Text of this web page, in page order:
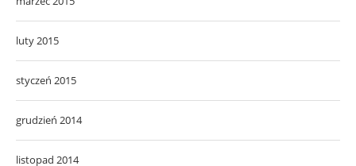
grudzień 2014
listopad 2014
październik 2014
wrzesień 2014